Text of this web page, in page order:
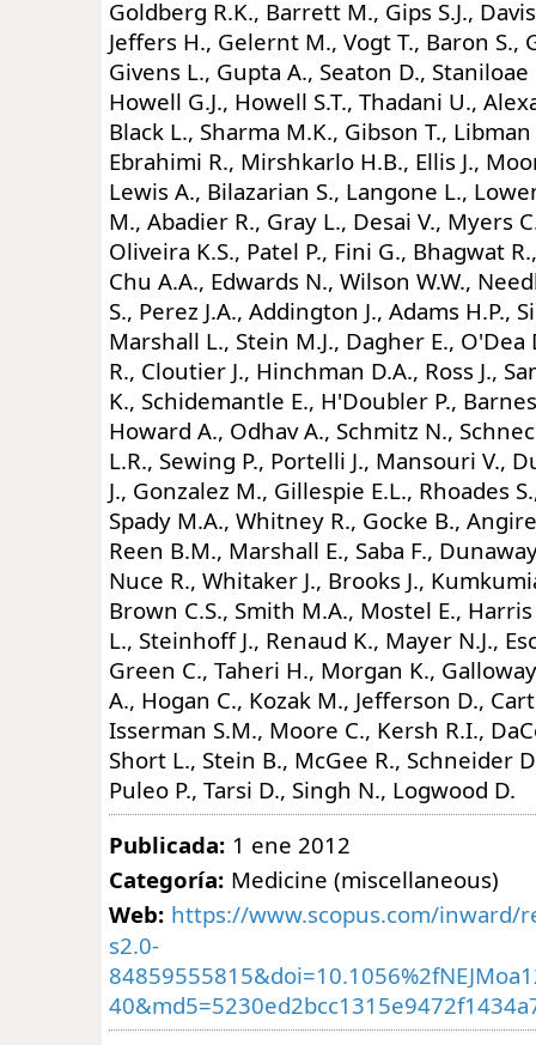
Publicada: 1 ene 2012
Categoría: Medicine (miscellaneous)
Web: https://www.scopus.com/inward/
s2.0-